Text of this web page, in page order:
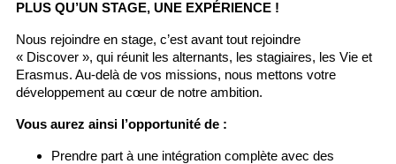
PLUS QU’UN STAGE, UNE EXPÉRIENCE !
Nous rejoindre en stage, c’est avant tout rejoindre
« Discover », qui réunit les alternants, les stagiaires, les Vie et
Erasmus. Au-delà de vos missions, nous mettons votre
développement au cœur de notre ambition.
Vous aurez ainsi l’opportunité de :
Prendre part à une intégration complète avec des